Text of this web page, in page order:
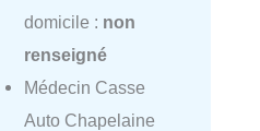
domicile : non
renseigné
Médecin Casse
Auto Chapelaine